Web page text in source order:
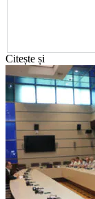
Citește și